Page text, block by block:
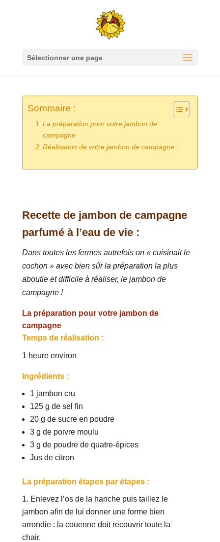
Sélectionner une page
Sommaire :
La préparation pour votre jambon de
campagne
Réalisation de votre jambon de campagne :
Recette de jambon de campagne
parfumé à l’eau de vie :
Dans toutes les fermes autrefois on « cuisinait le
cochon » avec bien sûr la préparation la plus
aboutie et difficile à réaliser, le jambon de
campagne !
La préparation pour votre jambon de
campagne
Temps de réalisation :
1 heure environ
Ingrédients :
1 jambon cru
125 g de sel fin
20 g de sucre en poudre
3 g de poivre moulu
3 g de poudre de quatre-épices
Jus de citron
La préparation étapes par étapes :
Enlevez l’os de la hanche puis taillez le
jambon afin de lui donner une forme bien
arrondie : la couenne doit recouvrir toute la
chair.